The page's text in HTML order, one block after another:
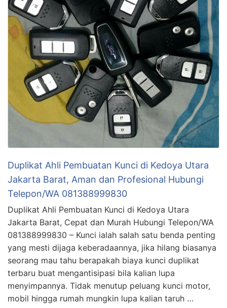
Duplikat Ahli Pembuatan Kunci di Kedoya Utara
Jakarta Barat, Aman dan Profesional Hubungi
Telepon/WA 081388999830
Duplikat Ahli Pembuatan Kunci di Kedoya Utara
Jakarta Barat, Cepat dan Murah Hubungi Telepon/WA
081388999830 – Kunci ialah salah satu benda penting
yang mesti dijaga keberadaannya, jika hilang biasanya
seorang mau tahu berapakah biaya kunci duplikat
terbaru buat mengantisipasi bila kalian lupa
menyimpannya. Tidak menutup peluang kunci motor,
mobil hingga rumah mungkin lupa kalian taruh …